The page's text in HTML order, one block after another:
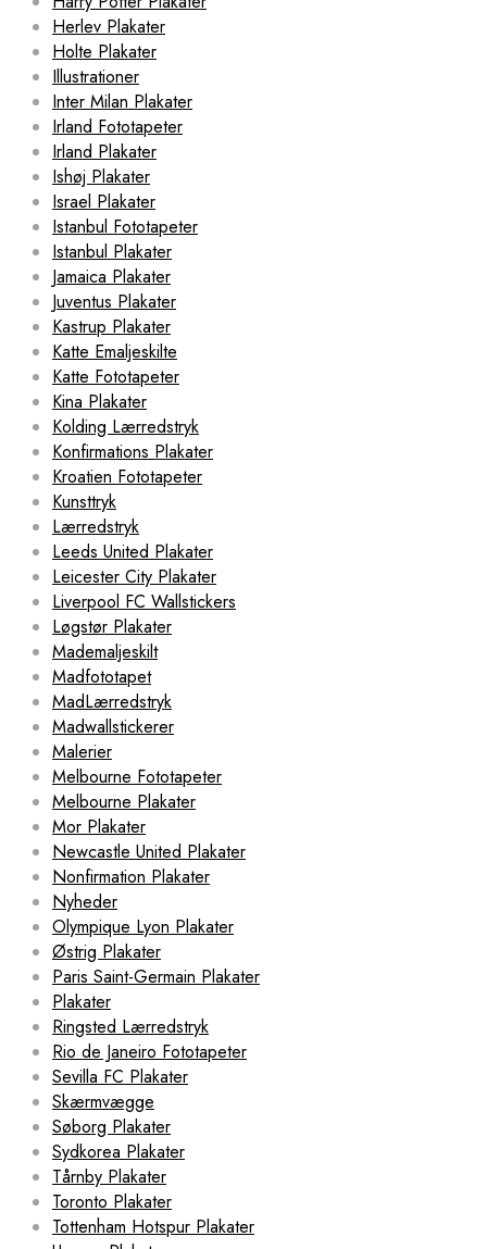
Herlev Plakater
Holte Plakater
Illustrationer
Inter Milan Plakater
Irland Fototapeter
Irland Plakater
Ishøj Plakater
Israel Plakater
Istanbul Fototapeter
Istanbul Plakater
Jamaica Plakater
Juventus Plakater
Kastrup Plakater
Katte Emaljeskilte
Katte Fototapeter
Kina Plakater
Kolding Lærredstryk
Konfirmations Plakater
Kroatien Fototapeter
Kunsttryk
Lærredstryk
Leeds United Plakater
Leicester City Plakater
Liverpool FC Wallstickers
Løgstør Plakater
Mademaljeskilt
Madfototapet
MadLærredstryk
Madwallstickerer
Malerier
Melbourne Fototapeter
Melbourne Plakater
Mor Plakater
Newcastle United Plakater
Nonfirmation Plakater
Nyheder
Olympique Lyon Plakater
Østrig Plakater
Paris Saint-Germain Plakater
Plakater
Ringsted Lærredstryk
Rio de Janeiro Fototapeter
Sevilla FC Plakater
Skærmvægge
Søborg Plakater
Sydkorea Plakater
Tårnby Plakater
Toronto Plakater
Tottenham Hotspur Plakater